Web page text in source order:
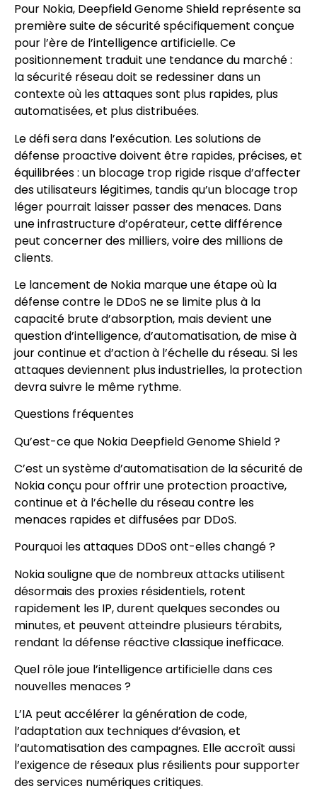
Pour Nokia, Deepfield Genome Shield représente sa
première suite de sécurité spécifiquement conçue
pour l’ère de l’intelligence artificielle. Ce
positionnement traduit une tendance du marché :
la sécurité réseau doit se redessiner dans un
contexte où les attaques sont plus rapides, plus
automatisées, et plus distribuées.
Le défi sera dans l’exécution. Les solutions de
défense proactive doivent être rapides, précises, et
équilibrées : un blocage trop rigide risque d’affecter
des utilisateurs légitimes, tandis qu’un blocage trop
léger pourrait laisser passer des menaces. Dans
une infrastructure d’opérateur, cette différence
peut concerner des milliers, voire des millions de
clients.
Le lancement de Nokia marque une étape où la
défense contre le DDoS ne se limite plus à la
capacité brute d’absorption, mais devient une
question d’intelligence, d’automatisation, de mise à
jour continue et d’action à l’échelle du réseau. Si les
attaques deviennent plus industrielles, la protection
devra suivre le même rythme.
Questions fréquentes
Qu’est-ce que Nokia Deepfield Genome Shield ?
C’est un système d’automatisation de la sécurité de
Nokia conçu pour offrir une protection proactive,
continue et à l’échelle du réseau contre les
menaces rapides et diffusées par DDoS.
Pourquoi les attaques DDoS ont-elles changé ?
Nokia souligne que de nombreux attacks utilisent
désormais des proxies résidentiels, rotent
rapidement les IP, durent quelques secondes ou
minutes, et peuvent atteindre plusieurs térabits,
rendant la défense réactive classique inefficace.
Quel rôle joue l’intelligence artificielle dans ces
nouvelles menaces ?
L’IA peut accélérer la génération de code,
l’adaptation aux techniques d’évasion, et
l’automatisation des campagnes. Elle accroît aussi
l’exigence de réseaux plus résilients pour supporter
des services numériques critiques.